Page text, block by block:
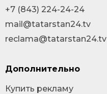
+7 (843) 224-24-24
mail@tatarstan24.tv
reclama@tatarstan24.tv
Дополнительно
Купить рекламу